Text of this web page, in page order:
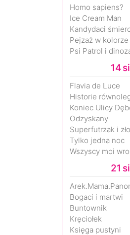
Homo sapiens?
Ice Cream Man
Kandydaci
Pejzaż w
Psi Patrol i
14
Flavia de Luce
Historie
Koniec Ulicy
Odzyskany
Superfutrzak i
Tylko jedna noc
Wszyscy moi
21
Bogaci i martwi
Buntownik
Kręciołek
Księga pustyni